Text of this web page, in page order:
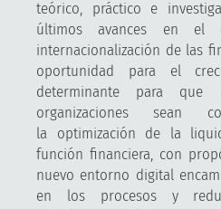
teórico, práctico e
últimos avances en el
internacionalización de las
oportunidad para el
determinante para
organizaciones sean
la optimización de la
función financiera, con
nuevo entorno digital
en los procesos y